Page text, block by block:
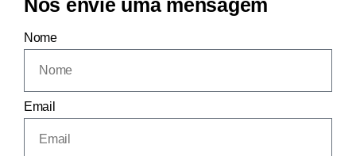
Nos envie uma mensagem
Nome
Email